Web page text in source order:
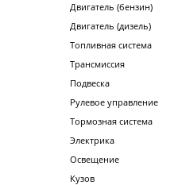
Двигатель (бензин)
Двигатель (дизель)
Топливная система
Трансмиссия
Подвеска
Рулевое управление
Тормозная система
Электрика
Освещение
Кузов